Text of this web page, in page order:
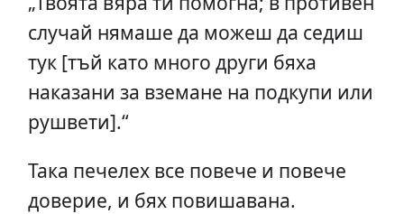
случай нямаше да можеш да седиш
тук [тъй като много други бяха
наказани за вземане на подкупи или
рушвети].“
Така печелех все повече и повече
доверие, и бях повишавана.